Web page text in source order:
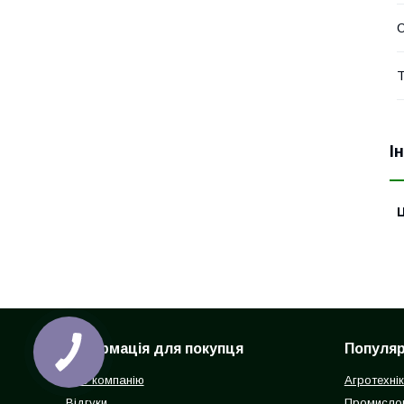
Інформація для покупця
Про компанію